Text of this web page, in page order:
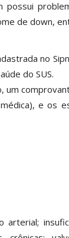
possui
de down,
no
do SUS.
um
e os